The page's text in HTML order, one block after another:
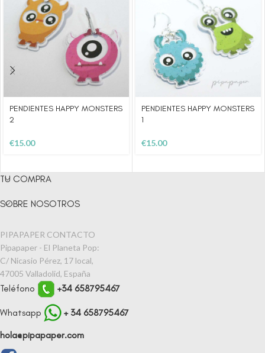
PENDIENTES HAPPY MONSTERS
2
€15.00
PENDIENTES HAPPY MONSTERS
1
€15.00
TU COMPRA
SOBRE NOSOTROS
PIPAPAPER CONTACTO
Pipapaper - El Planeta Pop:
C/ Nicasio Pérez, 17 local,
47005 Valladolid, España
Teléfono +34 658795467
Whatsapp + 34 658795467
hola@pipapaper.com